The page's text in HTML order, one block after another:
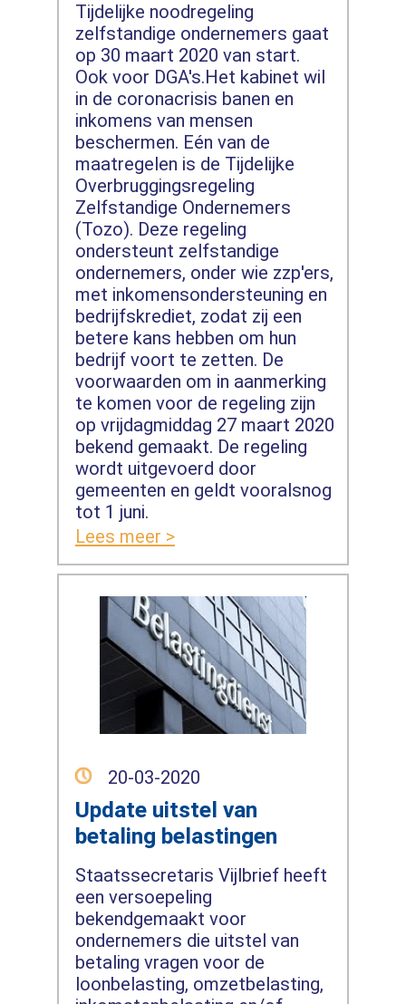
Tijdelijke noodregeling
zelfstandige ondernemers gaat
op 30 maart 2020 van start.
Ook voor DGA's.Het kabinet wil
in de coronacrisis banen en
inkomens van mensen
beschermen. Eén van de
maatregelen is de Tijdelijke
Overbruggingsregeling
Zelfstandige Ondernemers
(Tozo). Deze regeling
ondersteunt zelfstandige
ondernemers, onder wie zzp'ers,
met inkomensondersteuning en
bedrijfskrediet, zodat zij een
betere kans hebben om hun
bedrijf voort te zetten. De
voorwaarden om in aanmerking
te komen voor de regeling zijn
op vrijdagmiddag 27 maart 2020
bekend gemaakt. De regeling
wordt uitgevoerd door
gemeenten en geldt vooralsnog
tot 1 juni.
Lees meer >
20-03-2020
Update uitstel van
betaling belastingen
Staatssecretaris Vijlbrief heeft
een versoepeling
bekendgemaakt voor
ondernemers die uitstel van
betaling vragen voor de
loonbelasting, omzetbelasting,